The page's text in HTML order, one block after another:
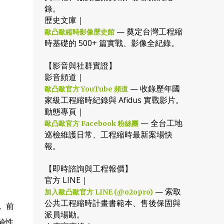
前
性
錄。
歷史文庫｜
歐凸歐縮時影像歷史館— 奠定台灣工程縮
時基礎的 500+ 篇實戰、影像全紀錄。
【影音與社群實證】
影音頻道｜
歐凸歐官方 YouTube 頻道— 收錄歷年國
家級工程縮時紀錄與 Afidus 實戰影片。
動態專頁｜
歐凸歐官方 Facebook 粉絲團— 全台工地
巡檢維護日常、工程縮時最新案場快
報。
【即時諮詢與工程報價】
官方 LINE｜
加入歐凸歐官方 LINE (@o2opro)— 索取
公共工程縮時計畫書範本、售後保固與
派員場勘。